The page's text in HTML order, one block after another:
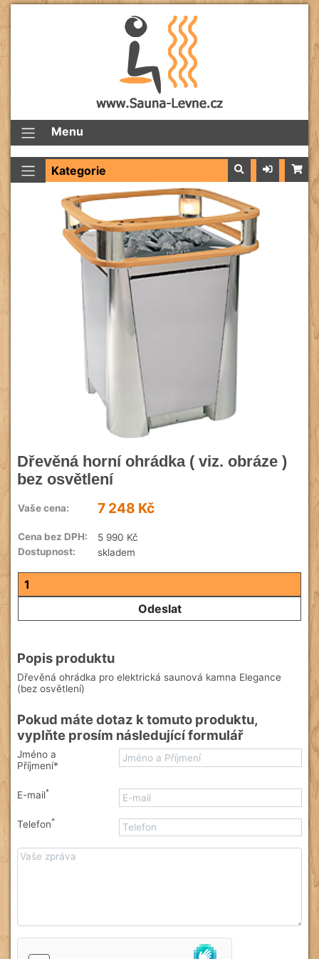
Menu
Dřevěná horní ohrádka ( viz. obráze )
bez osvětlení
Vaše cena: 7 248 Kč
Cena bez DPH:
5 990 Kč
Dostupnost:
skladem
Odeslat
Popis produktu
Dřevěná ohrádka pro elektrická saunová kamna Elegance
(bez osvětlení)
Pokud máte dotaz k tomuto produktu,
vyplňte prosím následující formulář
Jméno a
Příjmení*
E-mail*
Telefon*
Kategorie